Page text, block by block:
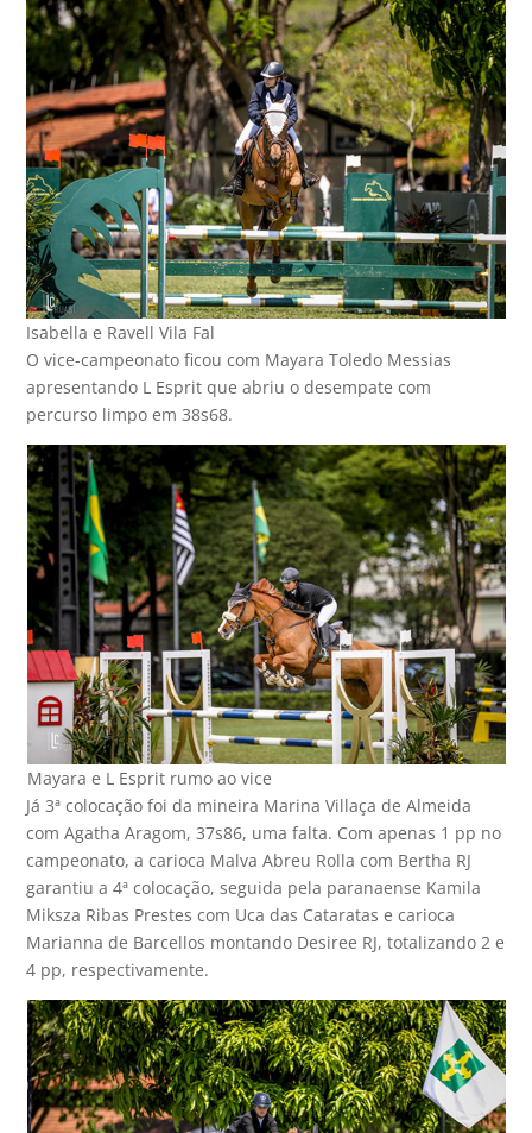
Isabella e Ravell Vila Fal
O vice-campeonato ficou com Mayara Toledo Messias
apresentando L Esprit que abriu o desempate com
percurso limpo em 38s68.
Mayara e L Esprit rumo ao vice
Já 3ª colocação foi da mineira Marina Villaça de Almeida
com Agatha Aragom, 37s86, uma falta. Com apenas 1 pp no
campeonato, a carioca Malva Abreu Rolla com Bertha RJ
garantiu a 4ª colocação, seguida pela paranaense Kamila
Miksza Ribas Prestes com Uca das Cataratas e carioca
Marianna de Barcellos montando Desiree RJ, totalizando 2 e
4 pp, respectivamente.